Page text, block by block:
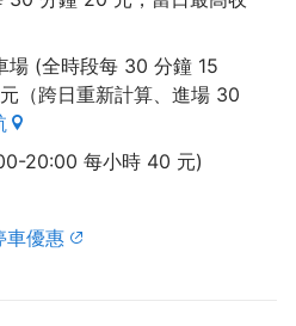
場 (全時段每 30 分鐘 15
（跨日重新計算、進場 30
20:00 每小時 40 元)
車優惠